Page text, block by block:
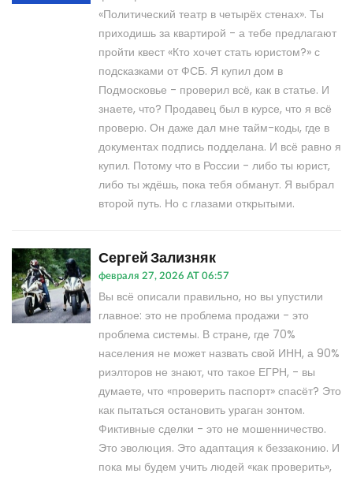
«Политический театр в четырёх стенах». Ты
приходишь за квартирой - а тебе предлагают
пройти квест «Кто хочет стать юристом?» с
подсказками от ФСБ. Я купил дом в
Подмосковье - проверил всё, как в статье. И
знаете, что? Продавец был в курсе, что я всё
проверю. Он даже дал мне тайм-коды, где в
документах подпись подделана. И всё равно я
купил. Потому что в России - либо ты юрист,
либо ты ждёшь, пока тебя обманут. Я выбрал
второй путь. Но с глазами открытыми.
Сергей Зализняк
февраля 27, 2026 AT 06:57
Вы всё описали правильно, но вы упустили
главное: это не проблема продажи - это
проблема системы. В стране, где 70%
населения не может назвать свой ИНН, а 90%
риэлторов не знают, что такое ЕГРН, - вы
думаете, что «проверить паспорт» спасёт? Это
как пытаться остановить ураган зонтом.
Фиктивные сделки - это не мошенничество.
Это эволюция. Это адаптация к беззаконию. И
пока мы будем учить людей «как проверить»,